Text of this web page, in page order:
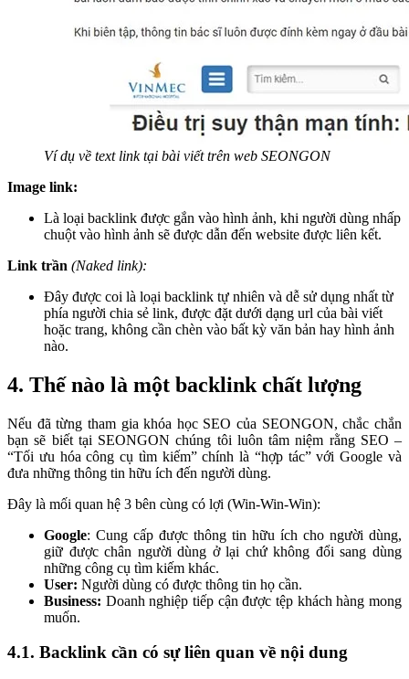
Ví dụ về text link tại bài viết trên web SEONGON
Image link:
Là loại backlink được gắn vào hình ảnh, khi người dùng nhấp
chuột vào hình ảnh sẽ được dẫn đến website được liên kết.
Link trần (Naked link):
Đây được coi là loại backlink tự nhiên và dễ sử dụng nhất từ
phía người chia sẻ link, được đặt dưới dạng url của bài viết
hoặc trang, không cần chèn vào bất kỳ văn bản hay hình ảnh
nào.
4. Thế nào là một backlink chất lượng
Nếu đã từng tham giakhóa học SEO của SEONGON, chắc chắn
bạn sẽ biết tại SEONGON chúng tôi luôn tâm niệm rằng SEO –
“Tối ưu hóa công cụ tìm kiếm” chính là “hợp tác” với Google và
đưa những thông tin hữu ích đến người dùng.
Đây là mối quan hệ 3 bên cùng có lợi (Win-Win-Win):
Google: Cung cấp được thông tin hữu ích cho người dùng,
giữ được chân người dùng ở lại chứ không đổi sang dùng
những công cụ tìm kiếm khác.
User: Người dùng có được thông tin họ cần.
Business: Doanh nghiệp tiếp cận được tệp khách hàng mong
muốn.
4.1. Backlink cần có sự liên quan về nội dung